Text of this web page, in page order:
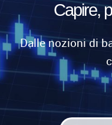
Capire,
Dalle nozioni di